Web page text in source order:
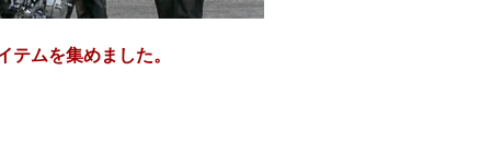
ムを集めました。